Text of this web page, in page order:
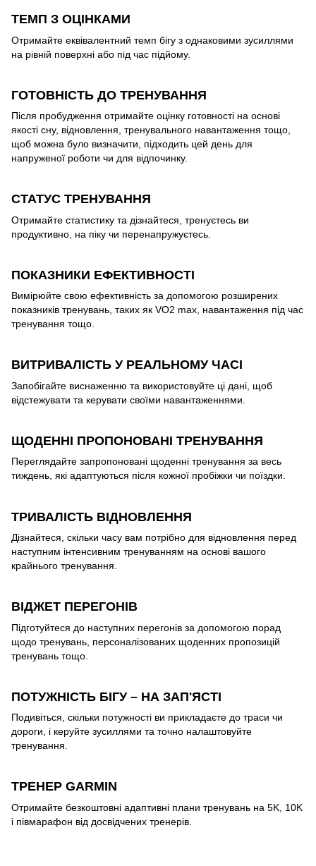
ТЕМП З ОЦІНКАМИ
Отримайте еквівалентний темп бігу з однаковими зусиллями
на рівній поверхні або під час підйому.
ГОТОВНІСТЬ ДО ТРЕНУВАННЯ
Після пробудження отримайте оцінку готовності на основі
якості сну, відновлення, тренувального навантаження тощо,
щоб можна було визначити, підходить цей день для
напруженої роботи чи для відпочинку.
СТАТУС ТРЕНУВАННЯ
Отримайте статистику та дізнайтеся, тренуєтесь ви
продуктивно, на піку чи перенапружуєтесь.
ПОКАЗНИКИ ЕФЕКТИВНОСТІ
Вимірюйте свою ефективність за допомогою розширених
показників тренувань, таких як VO2 max, навантаження під час
тренування тощо.
ВИТРИВАЛІСТЬ У РЕАЛЬНОМУ ЧАСІ
Запобігайте виснаженню та використовуйте ці дані, щоб
відстежувати та керувати своїми навантаженнями.
ЩОДЕННІ ПРОПОНОВАНІ ТРЕНУВАННЯ
Переглядайте запропоновані щоденні тренування за весь
тиждень, які адаптуються після кожної пробіжки чи поїздки.
ТРИВАЛІСТЬ ВІДНОВЛЕННЯ
Дізнайтеся, скільки часу вам потрібно для відновлення перед
наступним інтенсивним тренуванням на основі вашого
крайнього тренування.
ВІДЖЕТ ПЕРЕГОНІВ
Підготуйтеся до наступних перегонів за допомогою порад
щодо тренувань, персоналізованих щоденних пропозицій
тренувань тощо.
ПОТУЖНІСТЬ БІГУ – НА ЗАП'ЯСТІ
Подивіться, скільки потужності ви прикладаєте до траси чи
дороги, і керуйте зусиллями та точно налаштовуйте
тренування.
ТРЕНЕР GARMIN
Отримайте безкоштовні адаптивні плани тренувань на 5K, 10K
і півмарафон від досвідчених тренерів.